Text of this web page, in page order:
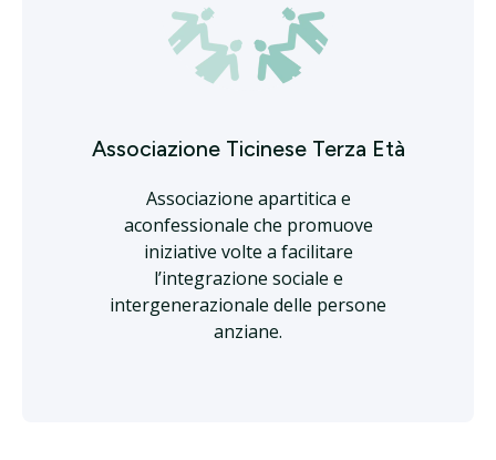
Associazione Ticinese Terza Età
Associazione apartitica e
aconfessionale che promuove
iniziative volte a facilitare
l’integrazione sociale e
intergenerazionale delle persone
anziane.